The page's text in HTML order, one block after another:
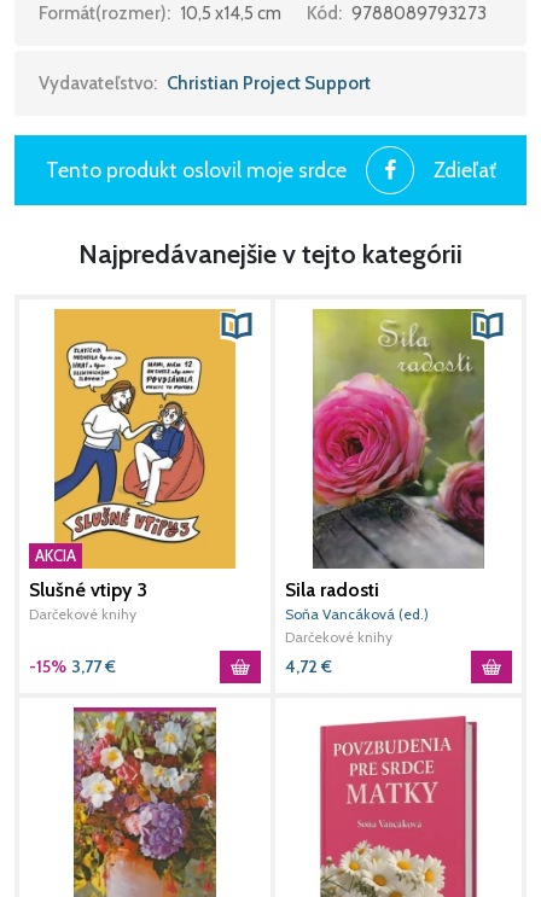
Formát(rozmer): 10,5 x14,5 cm Kód: 9788089793273
Vydavateľstvo: Christian Project Support
Tento produkt oslovil moje srdce Zdieľať
Najpredávanejšie v tejto kategórii
AKCIA
Slušné vtipy 3
Darčekové knihy
-15% 3,77€
Sila radosti
Soňa Vancáková (ed.)
Darčekové knihy
4,72 €